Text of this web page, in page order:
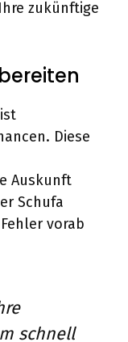
zukünftige
Diese
Auskunft
Schufa
vorab
schnell